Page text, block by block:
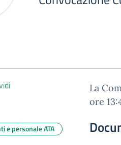
La
ore
e personale ATA